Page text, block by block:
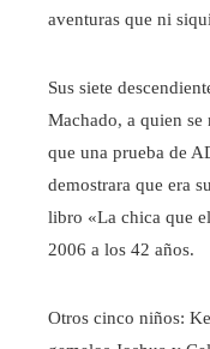
aventuras que ni
Sus siete
Machado, a quien se
que una prueba de
demostrara que era
libro «La chica que
2006 a los 42 años.
Otros cinco niños: